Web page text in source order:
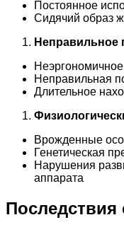
Постоянное
Сидячий образ
Неправильное
Неправильная
Длительное
Врожденные
Генетическая
Нарушения
аппарата
Последствия